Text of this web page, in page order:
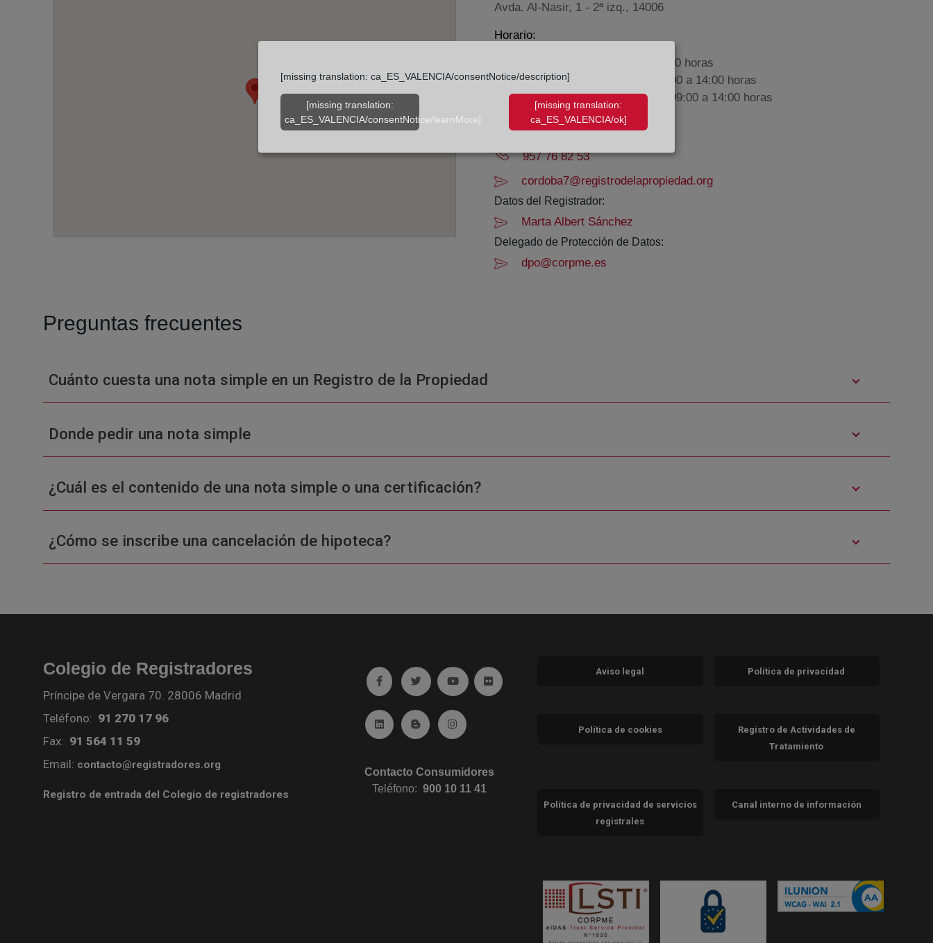
Avda. Al-Nasir, 1 - 2ª izq., 14006
Horario:
De lunes a viernes de 09:00 a 17:00 horas
Agosto: De lunes a viernes de 09:00 a 14:00 horas
Los días 24 y 31 de diciembre de 09:00 a 14:00 horas
957 76 82 53
cordoba7@registrodelapropiedad.org
Datos del Registrador:
Marta Albert Sánchez
Delegado de Protección de Datos:
dpo@corpme.es
Preguntas frecuentes
Cuánto cuesta una nota simple en un Registro de la Propiedad
Donde pedir una nota simple
¿Cuál es el contenido de una nota simple o una certificación?
¿Cómo se inscribe una cancelación de hipoteca?
Colegio de Registradores
Príncipe de Vergara 70. 28006 Madrid
Teléfono: 91 270 17 96
Fax: 91 564 11 59
Email: contacto@registradores.org
Registro de entrada del Colegio de registradores
Ir a facebook (abre en ventana nueva)
Ir a twitter (abre en ventana nueva)
Ir a YouTube (abre en ventana nueva)
Ir a Flickr (abre en ventana nueva)
Ir a Linkedin (abre en ventana nueva)
Ir al Blog (abre en ventana nueva)
Ir a Instagram (abre en ventana nueva)
Contacto Consumidores
Teléfono:900 10 11 41
Aviso legal Política de privacidad
Política de cookies
Registro de Actividades de
Tratamiento
Política de privacidad de servicios
registrales
Canal interno de información
[missing translation: ca_ES_VALENCIA/consentNotice/description]
[missing translation:
ca_ES_VALENCIA/consentNotice/learnMore]
[missing translation:
ca_ES_VALENCIA/ok]